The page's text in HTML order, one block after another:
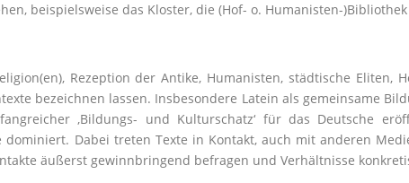
beispielsweise das Kloster, die (Hof- o. Humanisten-
Rezeption der Antike, Humanisten, städtische
bezeichnen lassen. Insbesondere Latein als gemeinsame
‚Bildungs- und Kulturschatz‘ für das Deutsche
dominiert. Dabei treten Texte in Kontakt, auch mit anderen
äußerst gewinnbringend befragen und Verhältnisse